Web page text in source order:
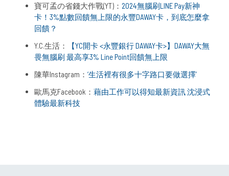
寶可孟の省錢大作戰(YT)： 2024無腦刷LINE Pay新神
卡！3%點數回饋無上限的永豐DAWAY卡，到底怎麼拿
回饋？
Y.C.生活：
【YC開卡 <永豐銀行 DAWAY卡>】DAWAY大無
畏無腦刷 最高享3% Line Point回饋無上限
陳華Instagram：‘生活裡有很多十字路口要做選擇’
歐馬克Facebook：藉由工作可以得知最新資訊 沈浸式
體驗最新科技